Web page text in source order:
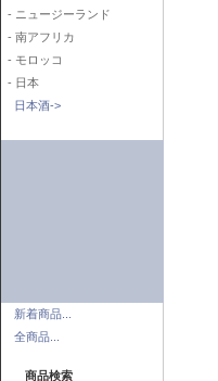
- ニュージーランド
- 南アフリカ
- モロッコ
- 日本
日本酒->
新着商品...
全商品...
商品検索